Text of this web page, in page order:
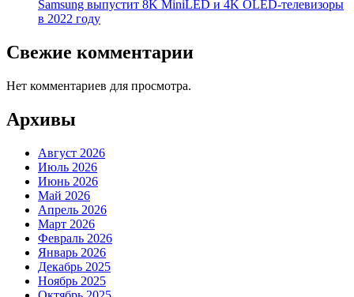
Samsung выпустит 8K MiniLED и 4K OLED-телевизоры
в 2022 году
Свежие комментарии
Нет комментариев для просмотра.
Архивы
Август 2026
Июль 2026
Июнь 2026
Май 2026
Апрель 2026
Март 2026
Февраль 2026
Январь 2026
Декабрь 2025
Ноябрь 2025